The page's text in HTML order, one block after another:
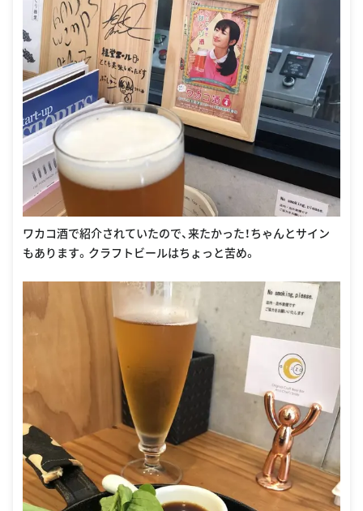
ワカコ酒で紹介されていたので、来たかった！ちゃんとサイン
もあります。クラフトビールはちょっと苦め。